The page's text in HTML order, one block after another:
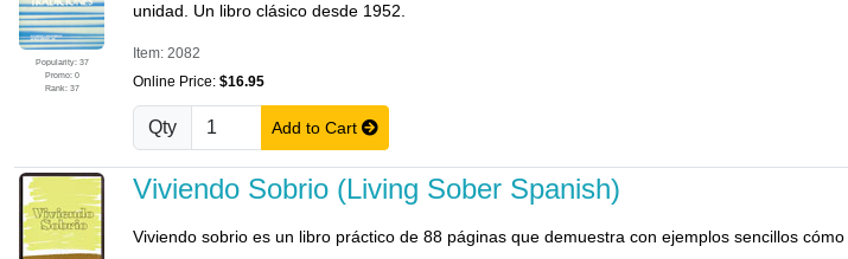
Popularity: 37
Promo: 0
Rank: 37
unidad. Un libro clásico desde 1952.
Item: 2082
Online Price: $16.95
Qty Add to Cart
Viviendo Sobrio (Living Sober Spanish)
Viviendo sobrio es un libro práctico de 88 páginas que demuestra con ejemplos sencillos